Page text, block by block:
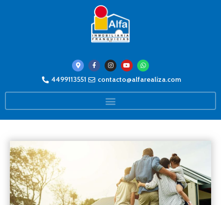
4499113551 contacto@alfarealiza.com